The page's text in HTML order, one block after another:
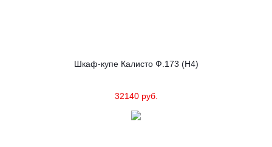
Шкаф-купе Калисто Ф.173 (Н4)
32140 руб.